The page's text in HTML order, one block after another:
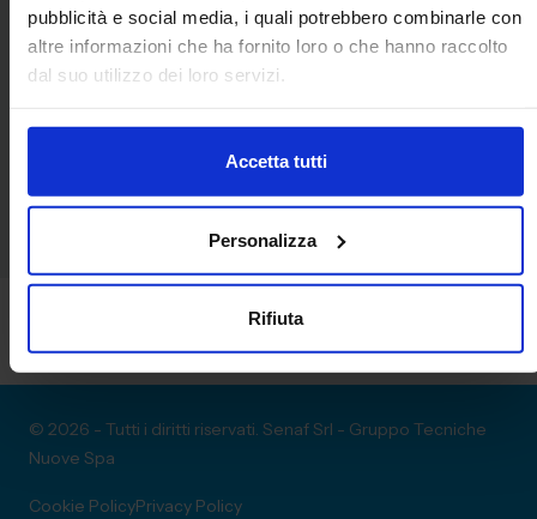
pubblicità e social media, i quali potrebbero combinarle con
altre informazioni che ha fornito loro o che hanno raccolto
dal suo utilizzo dei loro servizi.
Accetta tutti
Personalizza
Rifiuta
Convegni
Nessun Convegno presente
© 2026 - Tutti i diritti riservati. Senaf Srl - Gruppo Tecniche
Nuove Spa
Cookie PolicyPrivacy Policy